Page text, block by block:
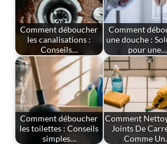
Comment déboucher
les canalisations :
Conseils…
Comment
une douche :
pour une…
Comment déboucher
les toilettes : Conseils
simples…
Comment
Joints De
Comme